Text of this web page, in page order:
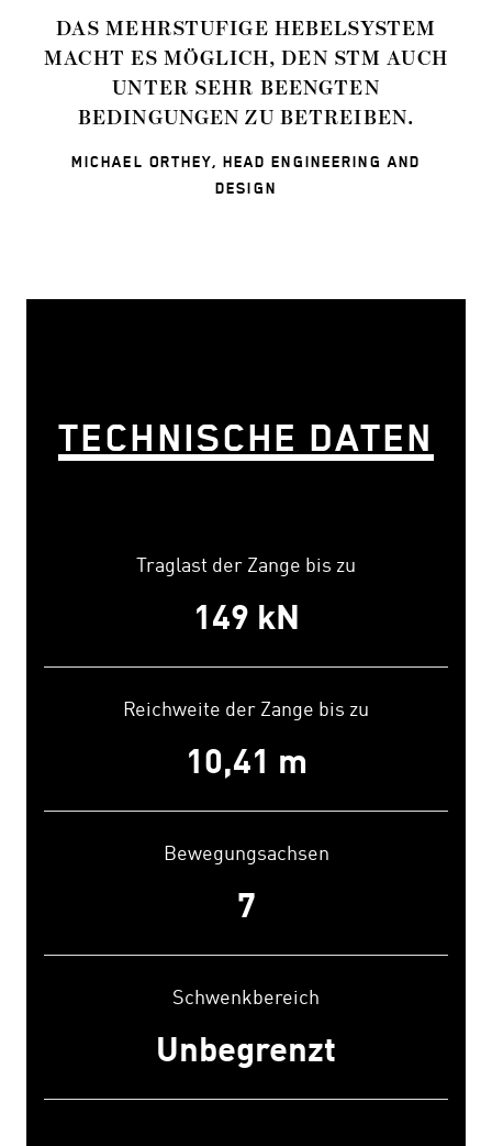
DAS MEHRSTUFIGE HEBEL­SYSTEM
MACHT ES MÖGLICH, DEN STM AUCH
UNTER SEHR BEENGTEN
BEDINGUNGEN ZU BETREIBEN.
MICHAEL ORTHEY, HEAD ENGINEERING AND
DESIGN
TECHNISCHE DATEN
Traglast der Zange bis zu
150 kN
Reichweite der Zange bis zu
10,50 m
Bewegungsachsen
7
Schwenkbereich
Unbegrenzt